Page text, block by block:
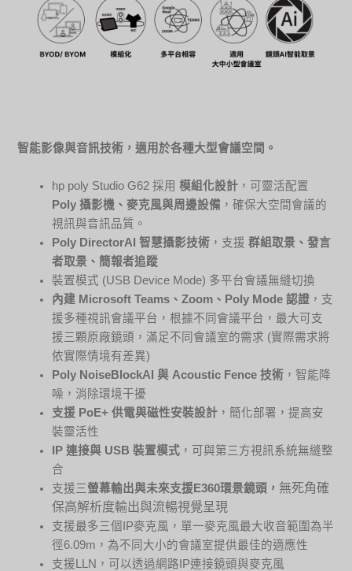
智能影像與音訊技術，適用於各種大型會議空間。
hp poly Studio G62 採用模組化設計 ，可靈活配置
Poly攝影機、麥克風與周邊設備 ，確保大空間會議的
視訊與音訊品質。
Poly DirectorAI智慧攝影技術 ，支援群組取景、發言
者取景、簡報者追蹤
裝置模式 (USB Device Mode) 多平台會議無縫切換
內建 Microsoft Teams 、Zoom 、 Poly Mode認證 ，支
援多種視訊會議平台，根據不同會議平台，最大可支
援三顆原廠鏡頭，滿足不同會議室的需求 (實際需求將
依實際情境有差異)
Poly NoiseBlockAI 與 Acoustic Fence技術 ，智能降
噪，消除環境干擾
支援 PoE+供電與磁性安裝設計 ，簡化部署，提高安
裝靈活性
IP連接與 USB裝置模式 ，可與第三方視訊系統無縫整
合
支援三螢幕輸出與未來支援E360環景鏡頭， 無死角確
保高解析度輸出與流暢視覺呈現
支援最多三個IP麥克風，單一麥克風最大收音範圍為半
徑6.09m，為不同大小的會議室提供最佳的適應性
支援LLN，可以透過網路IP連接鏡頭與麥克風